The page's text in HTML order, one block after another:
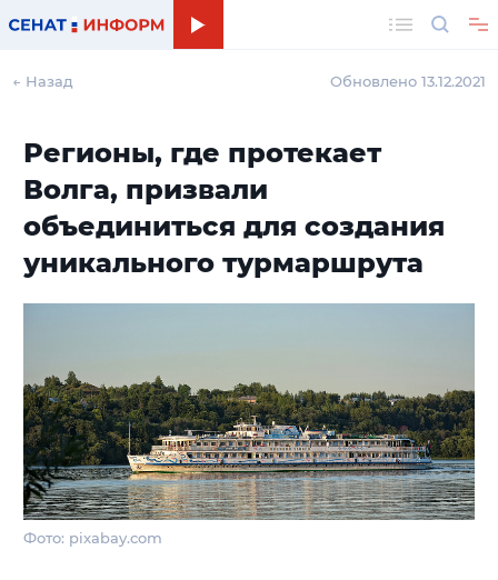
← Назад Обновлено 13.12.2021
Регионы, где протекает
Волга, призвали
объединиться для создания
уникального турмаршрута
Фото: pixabay.com